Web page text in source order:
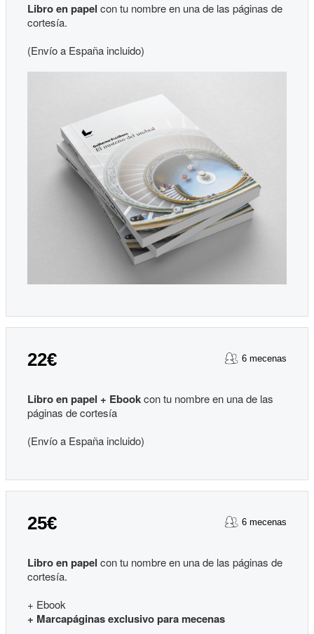
Libro en papel con tu nombre en una de las páginas de
cortesía.
(Envío a España incluido)
22€ 6 mecenas
Libro en papel + Ebookcon tu nombre en una de las
páginas de cortesía
(Envío a España incluido)
25€ 6 mecenas
Libro en papel con tu nombre en una de las páginas de
cortesía.
+ Ebook
+ Marcapáginas exclusivo para mecenas